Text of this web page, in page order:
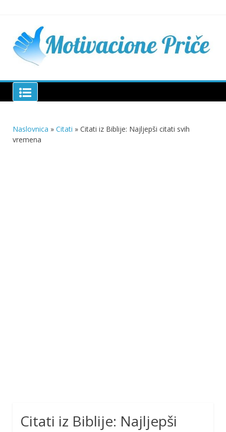
Motivacione Priče
Naslovnica » Citati » Citati iz Biblije: Najljepši citati svih
vremena
Citati iz Biblije: Najljepši